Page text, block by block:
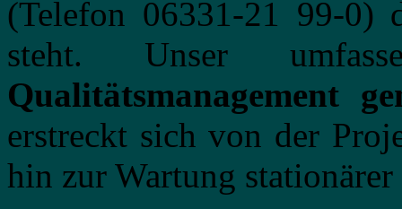
(Telefon 06331-21 99-
steht. Unser
Qualitätsmanagement
erstreckt sich von der
hin zur Wartung